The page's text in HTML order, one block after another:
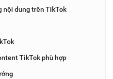
nội dung trên TikTok
TikTok phù hợp